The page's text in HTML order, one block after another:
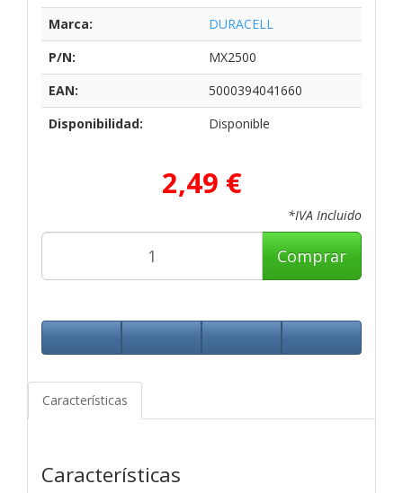
Marca:
DURACELL
P/N:
MX2500
EAN:
5000394041660
Disponibilidad:
Disponible
2,49 €
*IVA Incluido
Comprar
Características
Características